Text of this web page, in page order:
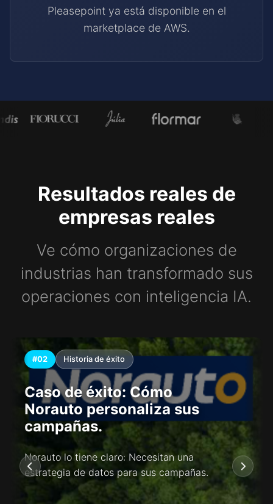
Pleasepoint ya está disponible en el
marketplace de AWS.
Resultados reales de
empresas reales
Ve cómo organizaciones de
industrias han transformado sus
operaciones con inteligencia IA.
#02 Historia de éxito
Caso de éxito: Cómo
Norauto personaliza sus
campañas.
Norauto lo tiene claro: Necesitan una
estrategia de datos para sus campañas.